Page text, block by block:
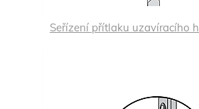
Seřízení přítlaku uzavíracího